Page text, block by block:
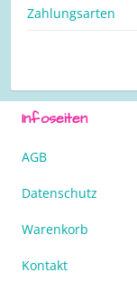
Zahlungsarten
Infoseiten
AGB
Datenschutz
Warenkorb
Kontakt